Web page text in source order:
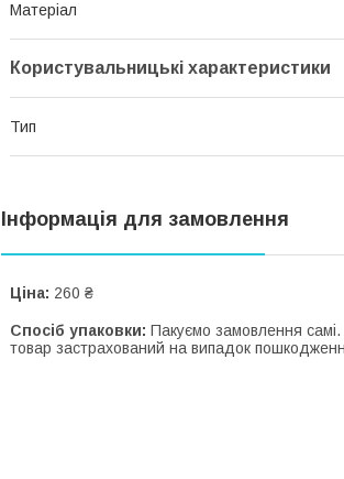
Матеріал
Користувальницькі характеристики
Тип
Інформація для замовлення
Ціна: 260 ₴
Спосіб упаковки: Пакуємо замовлення самі.
товар застрахований на випадок